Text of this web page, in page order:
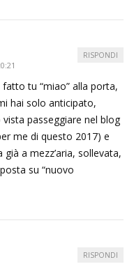
tu “miao” alla porta,
hai solo anticipato,
passeggiare nel blog
me di questo 2017) e
a mezz’aria, sollevata,
su “nuovo
RISPONDI
RISPONDI